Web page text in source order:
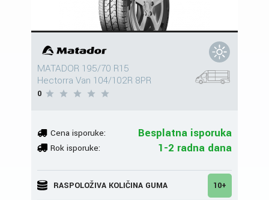
MATADOR 195/70 R15
Hectorra Van 104/102R 8PR
0
Cena isporuke: Besplatna isporuka
Rok isporuke: 1-2 radna dana
RASPOLOŽIVA KOLIČINA GUMA 10+